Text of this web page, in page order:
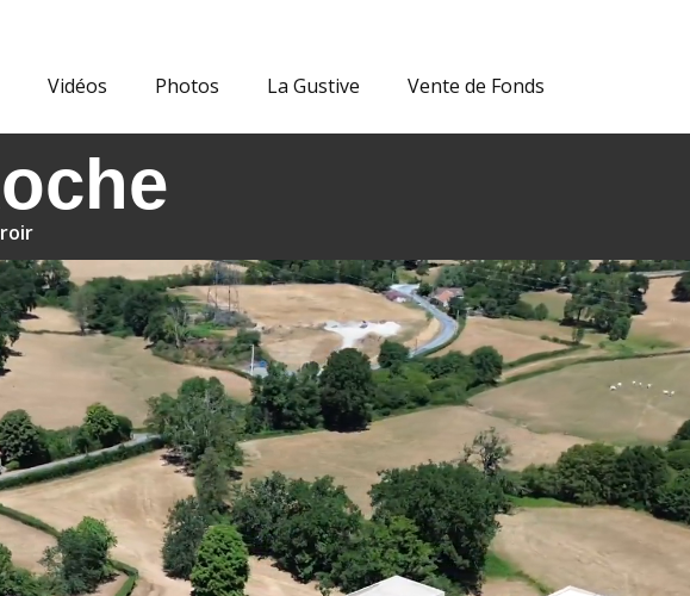
Vidéos Photos La Gustive Vente de Fonds